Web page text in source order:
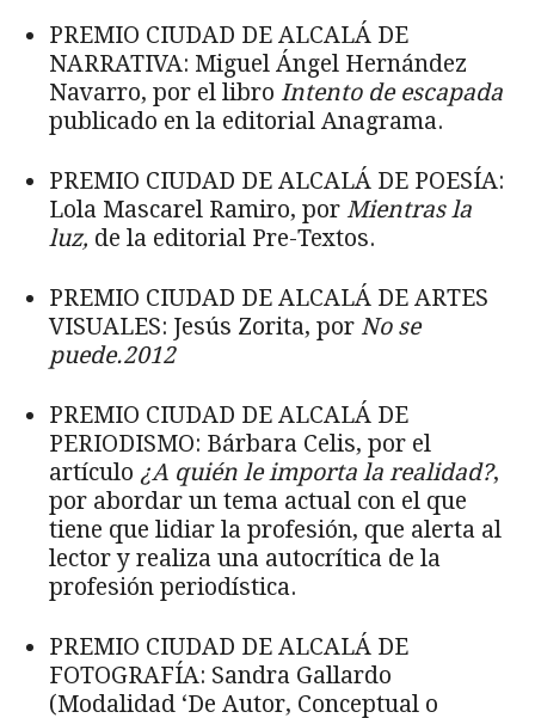
PREMIO CIUDAD DE ALCALÁ DE
NARRATIVA: Miguel Ángel Hernández
Navarro, por el libro Intento de escapada
publicado en la editorial Anagrama.
PREMIO CIUDAD DE ALCALÁ DE POESÍA:
Lola Mascarel Ramiro, por Mientras la
luz, de la editorial Pre-Textos.
PREMIO CIUDAD DE ALCALÁ DE ARTES
VISUALES: Jesús Zorita, por No se
puede.2012
PREMIO CIUDAD DE ALCALÁ DE
PERIODISMO: Bárbara Celis, por el
artículo ¿A quién le importa la realidad?,
por abordar un tema actual con el que
tiene que lidiar la profesión, que alerta al
lector y realiza una autocrítica de la
profesión periodística.
PREMIO CIUDAD DE ALCALÁ DE
FOTOGRAFÍA: Sandra Gallardo
(Modalidad ‘De Autor, Conceptual o